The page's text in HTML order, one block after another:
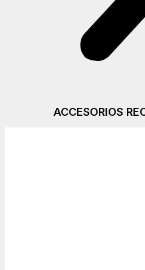
ACCESORIOS